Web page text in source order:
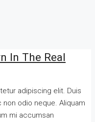
In The Real
adipiscing elit. Duis
odio neque. Aliquam
mi accumsan